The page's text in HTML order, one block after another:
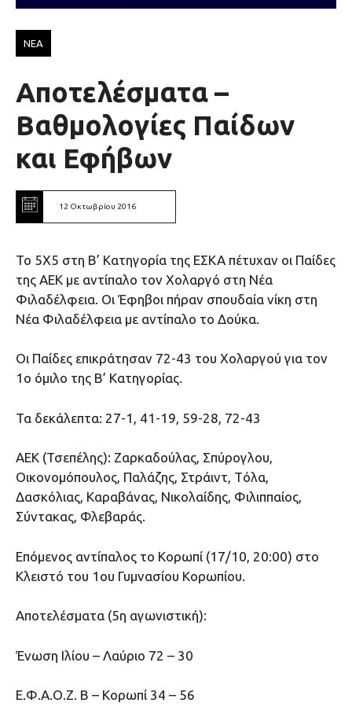
ΝΕΑ
Αποτελέσματα –
Βαθμολογίες Παίδων
και Εφήβων
12 Οκτωβρίου 2016
Το 5Χ5 στη Β’ Κατηγορία της ΕΣΚΑ πέτυχαν οι Παίδες
της ΑΕΚ με αντίπαλο τον Χολαργό στη Νέα
Φιλαδέλφεια. Οι Έφηβοι πήραν σπουδαία νίκη στη
Νέα Φιλαδέλφεια με αντίπαλο το Δούκα.
Οι Παίδες επικράτησαν 72-43 του Χολαργού για τον
1ο όμιλο της Β’ Κατηγορίας.
Τα δεκάλεπτα: 27-1, 41-19, 59-28, 72-43
ΑΕΚ (Τσεπέλης): Ζαρκαδούλας, Σπύρογλου,
Οικονομόπουλος, Παλάζης, Στράιντ, Tόλα,
Δασκόλιας, Καραβάνας, Νικολαίδης, Φιλιππαίος,
Σύντακας, Φλεβαράς.
Επόμενος αντίπαλος το Κορωπί (17/10, 20:00) στο
Κλειστό του 1ου Γυμνασίου Κορωπίου.
Αποτελέσματα (5η αγωνιστική):
Ένωση Ιλίου – Λαύριο 72 – 30
Ε.Φ.Α.Ο.Ζ. Β – Κορωπί 34 – 56